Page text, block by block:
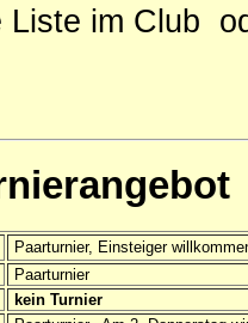
Liste im Club
Paarturnier, Einsteiger
Paarturnier
kein Turnier